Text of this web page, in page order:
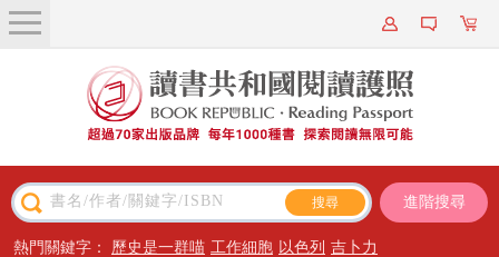
關於我們
近期新書
主題閱讀
進階搜尋
熱門關鍵字： 歷史是一群喵 工作細胞 以色列 吉卜力